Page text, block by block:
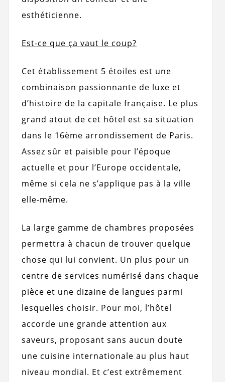
esthéticienne.
Est-ce que ça vaut le coup?
Cet établissement 5 étoiles est une
combinaison passionnante de luxe et
d’histoire de la capitale française. Le plus
grand atout de cet hôtel est sa situation
dans le 16ème arrondissement de Paris.
Assez sûr et paisible pour l’époque
actuelle et pour l’Europe occidentale,
même si cela ne s’applique pas à la ville
elle-même.
La large gamme de chambres proposées
permettra à chacun de trouver quelque
chose qui lui convient. Un plus pour un
centre de services numérisé dans chaque
pièce et une dizaine de langues parmi
lesquelles choisir. Pour moi, l’hôtel
accorde une grande attention aux
saveurs, proposant sans aucun doute
une cuisine internationale au plus haut
niveau mondial. Et c’est extrêmement